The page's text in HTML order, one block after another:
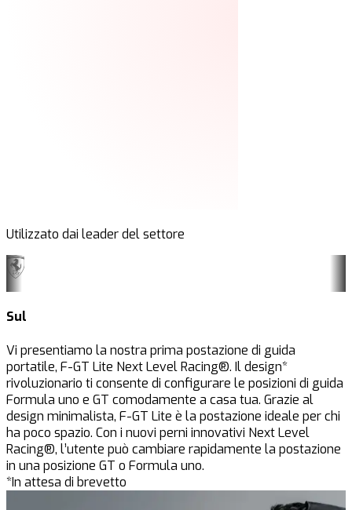
Utilizzato dai leader del settore
Sul
Vi presentiamo la nostra prima postazione di guida
portatile, F-GT Lite Next Level Racing®. Il design*
rivoluzionario ti consente di configurare le posizioni di guida
Formula uno e GT comodamente a casa tua. Grazie al
design minimalista, F-GT Lite è la postazione ideale per chi
ha poco spazio. Con i nuovi perni innovativi Next Level
Racing®, l’utente può cambiare rapidamente la postazione
in una posizione GT o Formula uno.
*In attesa di brevetto